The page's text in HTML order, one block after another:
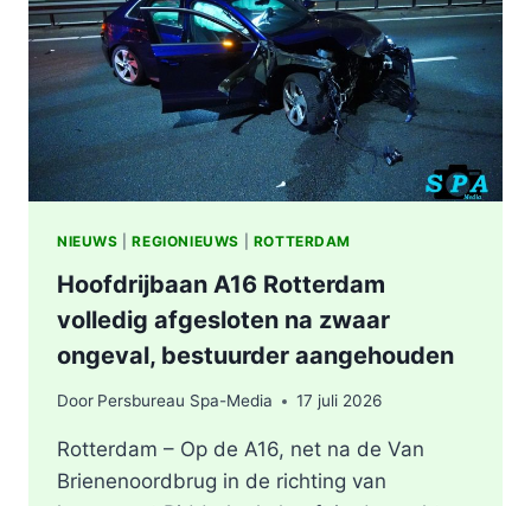
RICHTING
ROTTERDAM
NIEUWS |REGIONIEUWS ROTTERDAM
Hoofdrijbaan A16 Rotterdam
volledig afgesloten na zwaar
ongeval, bestuurder aangehouden
Door Persbureau Spa-Media 17 juli 2026
Rotterdam – Op de A16, net na de Van
Brienenoordbrug in de richting van